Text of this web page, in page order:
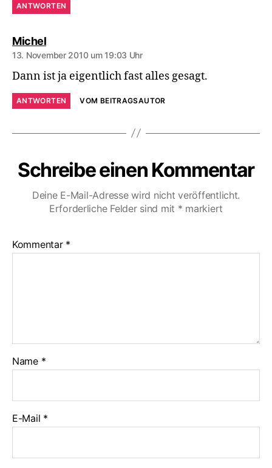
ANTWORTEN
Michelsagt:
13. November 2010 um 19:03 Uhr
Dann ist ja eigentlich fast alles gesagt.
ANTWORTEN VOM BEITRAGSAUTOR
Schreibe einen Kommentar
Deine E-Mail-Adresse wird nicht veröffentlicht.
Erforderliche Felder sind mit * markiert
Kommentar *
Name *
E-Mail *